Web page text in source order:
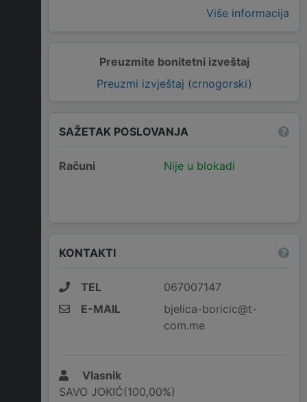
Preuzmite bonitetni izveštaj
Preuzmi izvještaj (crnogorski)
Više informacija
SAŽETAK POSLOVANJA
Računi Nije u blokadi
KONTAKTI
TEL
067007147
E-MAIL
bjelica-boricic@t-
com.me
Vlasnik
SAVO JOKIĆ(100,00%)